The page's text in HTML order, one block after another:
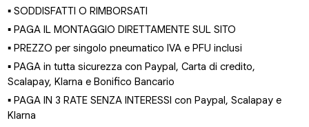
▪ SODDISFATTI O RIMBORSATI
▪ PAGA IL MONTAGGIO DIRETTAMENTE SUL SITO
▪ PREZZO per singolo pneumatico IVA e PFU inclusi
▪ PAGA in tutta sicurezza con Paypal, Carta di credito,
Scalapay, Klarna e Bonifico Bancario
▪ PAGA IN 3 RATE SENZA INTERESSI con Paypal, Scalapay e
Klarna